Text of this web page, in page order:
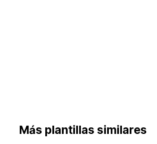
Más plantillas similares